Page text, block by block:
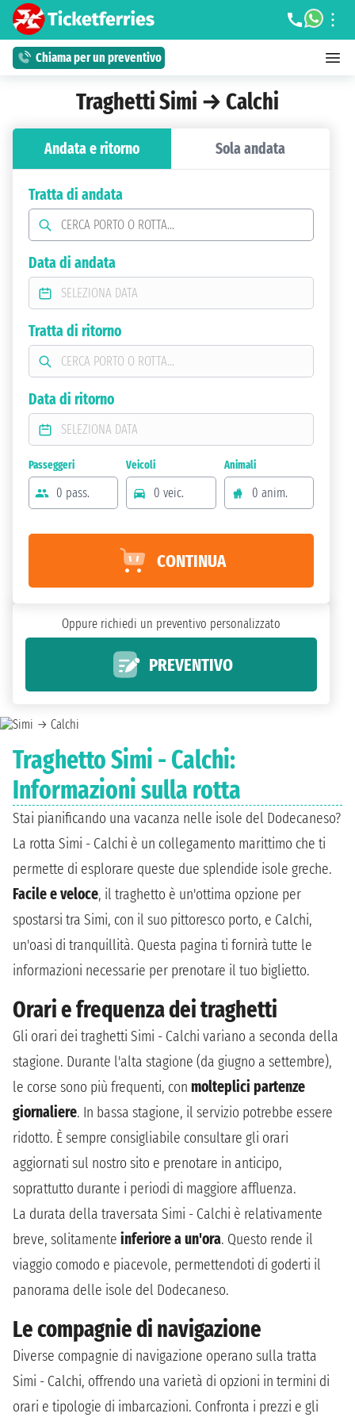
Chiama per un preventivo
Traghetti Simi → Calchi
Traghetto Simi - Calchi:
Informazioni sulla rotta
Stai pianificando una vacanza nelle isole del Dodecaneso?
La rotta Simi - Calchi è un collegamento marittimo che ti
permette di esplorare queste due splendide isole greche.
Facile e veloce, il traghetto è un'ottima opzione per
spostarsi tra Simi, con il suo pittoresco porto, e Calchi,
un'oasi di tranquillità. Questa pagina ti fornirà tutte le
informazioni necessarie per prenotare il tuo biglietto.
Orari e frequenza dei traghetti
Gli orari dei traghetti Simi - Calchi variano a seconda della
stagione. Durante l'alta stagione (da giugno a settembre),
le corse sono più frequenti, con molteplici partenze
giornaliere. In bassa stagione, il servizio potrebbe essere
ridotto. È sempre consigliabile consultare gli orari
aggiornati sul nostro sito e prenotare in anticipo,
soprattutto durante i periodi di maggiore affluenza.
La durata della traversata Simi - Calchi è relativamente
breve, solitamente inferiore a un'ora. Questo rende il
viaggio comodo e piacevole, permettendoti di goderti il
panorama delle isole del Dodecaneso.
Le compagnie di navigazione
Diverse compagnie di navigazione operano sulla tratta
Simi - Calchi, offrendo una varietà di opzioni in termini di
orari e tipologie di imbarcazioni. Confronta i prezzi e gli
Andata e ritorno Sola andata
Tratta di andata
Data di andata
Tratta di ritorno
Data di ritorno
Passeggeri
0 pass.
Veicoli
0 veic.
Animali
0 anim.
CONTINUA
Oppure richiedi un preventivo personalizzato
PREVENTIVO